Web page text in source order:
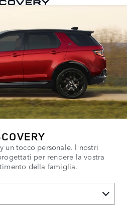
un tocco personale. I nostri
per rendere la vostra
della famiglia.